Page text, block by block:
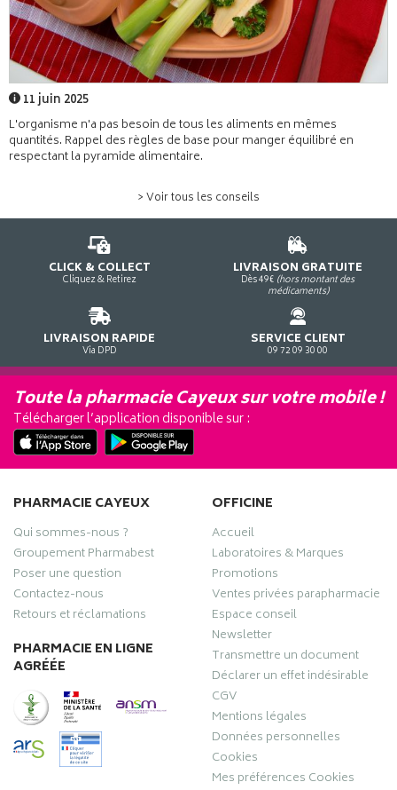
11 juin 2025
L'organisme n'a pas besoin de tous les aliments en mêmes
quantités. Rappel des règles de base pour manger équilibré en
respectant la pyramide alimentaire.
> Voir tous les conseils
CLICK & COLLECT
Cliquez & Retirez
LIVRAISON GRATUITE
Dès 49€ (hors montant des
médicaments)
LIVRAISON RAPIDE
Via DPD
SERVICE CLIENT
09 72 09 30 00
Toute la pharmacie Cayeux sur votre mobile !
Télécharger l’application disponible sur :
PHARMACIE CAYEUX
Qui sommes-nous ?
Groupement Pharmabest
Poser une question
Contactez-nous
Retours et réclamations
PHARMACIE EN LIGNE
AGRÉÉE
OFFICINE
Accueil
Laboratoires & Marques
Promotions
Ventes privées parapharmacie
Espace conseil
Newsletter
Transmettre un document
Déclarer un effet indésirable
CGV
Mentions légales
Données personnelles
Cookies
Mes préférences Cookies